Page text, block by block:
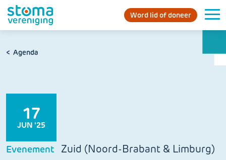
Word lid of doneer
Agenda
17
JUN '25
Evenement Zuid (Noord-Brabant & Limburg)